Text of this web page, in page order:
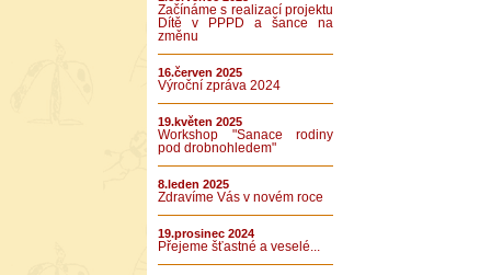
Začínáme s realizací projektu
Dítě v PPPD a šance na
změnu
16.červen 2025
Výroční zpráva 2024
19.květen 2025
Workshop "Sanace rodiny
pod drobnohledem"
8.leden 2025
Zdravíme Vás v novém roce
19.prosinec 2024
Přejeme šťastné a veselé...